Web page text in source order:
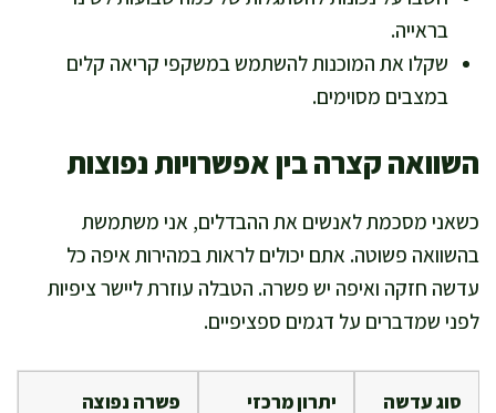
בראייה.
שקלו את המוכנות להשתמש במשקפי קריאה קלים
במצבים מסוימים.
השוואה קצרה בין אפשרויות נפוצות
כשאני מסכמת לאנשים את ההבדלים, אני משתמשת
בהשוואה פשוטה. אתם יכולים לראות במהירות איפה כל
עדשה חזקה ואיפה יש פשרה. הטבלה עוזרת ליישר ציפיות
לפני שמדברים על דגמים ספציפיים.
סוג עדשה יתרון מרכזי פשרה נפוצה